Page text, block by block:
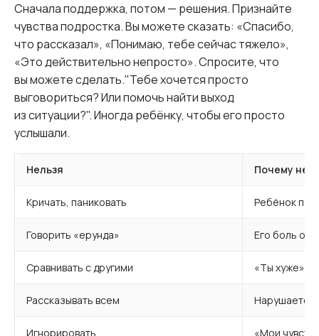
Сначала поддержка, потом — решения. Признайте
чувства подростка. Вы можете сказать: «Спасибо,
что рассказал», «Понимаю, тебе сейчас тяжело»,
«Это действительно непросто». Спросите, что
вы можете сделать."Тебе хочется просто
выговориться? Или помочь найти выход
из ситуации?". Иногда ребёнку, чтобы его просто
услышали.
Нельзя Почему
Кричать, паниковать Ребёнок
Говорить «ерунда» Его боль
Сравнивать с другими «Ты хуже» —
Рассказывать всем Нарушается
Игнорировать «Мои